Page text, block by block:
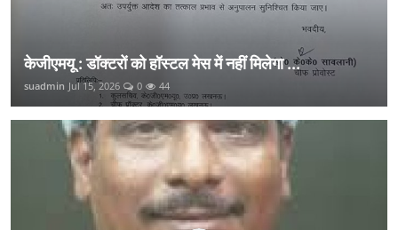
केजीएमयू : डॉक्टरों को हॉस्टल मेस में नहीं मिलेगा ...
suadmin Jul 15, 2026 0 44